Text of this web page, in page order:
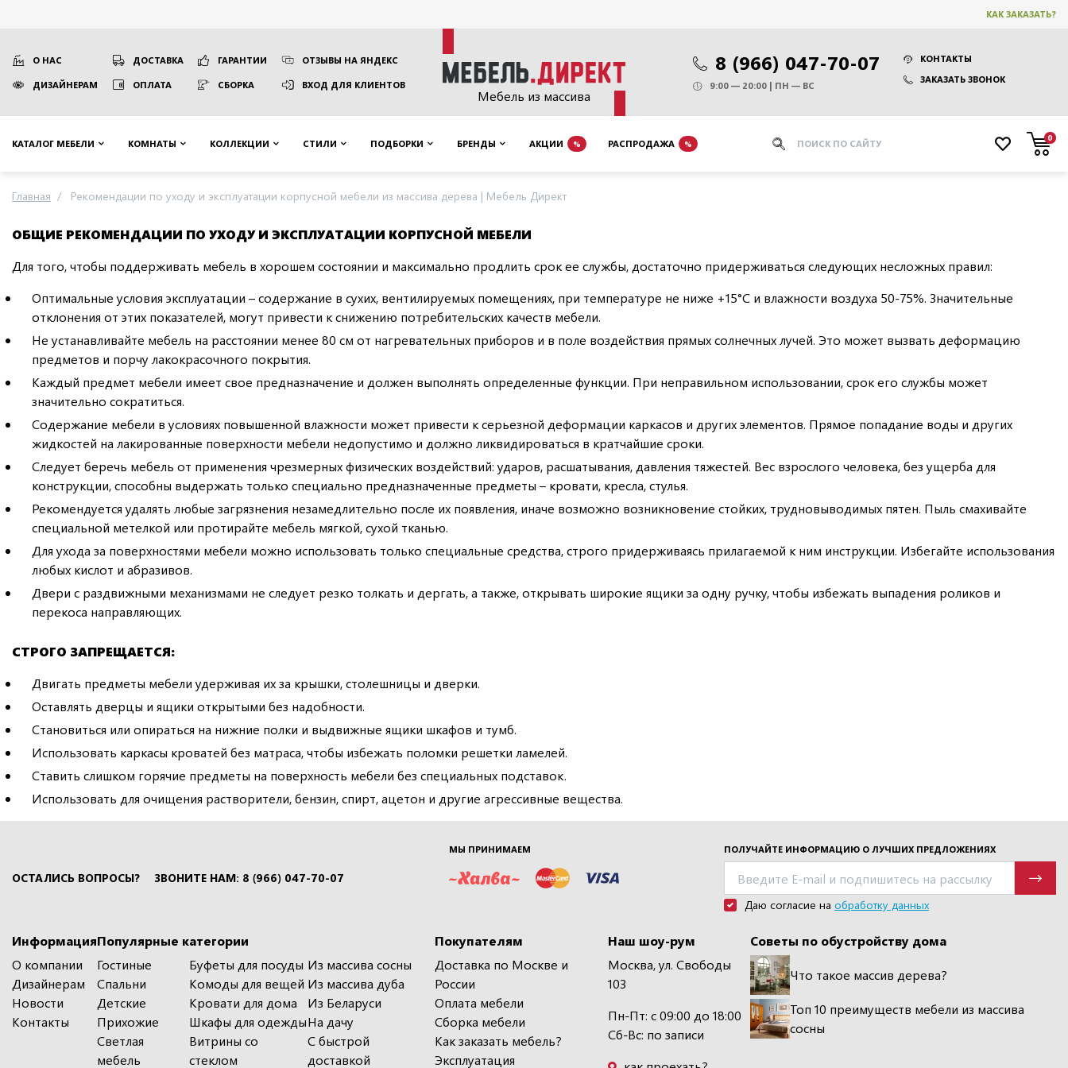
КАК ЗАКАЗАТЬ?
Мебель из массива
О НАС ДОСТАВКА ГАРАНТИИ ОТЗЫВЫ НА ЯНДЕКС
ДИЗАЙНЕРАМ ОПЛАТА СБОРКА ВХОД ДЛЯ КЛИЕНТОВ
8 (966) 047-70-07
КОНТАКТЫ
ЗАКАЗАТЬ ЗВОНОК
9:00 — 20:00 | ПН — ВС
КАТАЛОГ МЕБЕЛИ КОМНАТЫ КОЛЛЕКЦИИ СТИЛИ ПОДБОРКИ БРЕНДЫ АКЦИИ % РАСПРОДАЖА %
0
Главная Рекомендации по уходу и эксплуатации корпусной мебели из массива дерева | Мебель Директ
ОБЩИЕ РЕКОМЕНДАЦИИ ПО УХОДУ И ЭКСПЛУАТАЦИИ КОРПУСНОЙ МЕБЕЛИ
Для того, чтобы поддерживать мебель в хорошем состоянии и максимально продлить срок ее службы, достаточно придерживаться следующих несложных правил:
Оптимальные условия эксплуатации – содержание в сухих, вентилируемых помещениях, при температуре не ниже +15°C и влажности воздуха 50-75%. Значительные
отклонения от этих показателей, могут привести к снижению потребительских качеств мебели.
Не устанавливайте мебель на расстоянии менее 80 см от нагревательных приборов и в поле воздействия прямых солнечных лучей. Это может вызвать деформацию
предметов и порчу лакокрасочного покрытия.
Каждый предмет мебели имеет свое предназначение и должен выполнять определенные функции. При неправильном использовании, срок его службы может
значительно сократиться.
Содержание мебели в условиях повышенной влажности может привести к серьезной деформации каркасов и других элементов. Прямое попадание воды и других
жидкостей на лакированные поверхности мебели недопустимо и должно ликвидироваться в кратчайшие сроки.
Следует беречь мебель от применения чрезмерных физических воздействий: ударов, расшатывания, давления тяжестей. Вес взрослого человека, без ущерба для
конструкции, способны выдержать только специально предназначенные предметы – кровати, кресла, стулья.
Рекомендуется удалять любые загрязнения незамедлительно после их появления, иначе возможно возникновение стойких, трудновыводимых пятен. Пыль смахивайте
специальной метелкой или протирайте мебель мягкой, сухой тканью.
Для ухода за поверхностями мебели можно использовать только специальные средства, строго придерживаясь прилагаемой к ним инструкции. Избегайте использования
любых кислот и абразивов.
Двери с раздвижными механизмами не следует резко толкать и дергать, а также, открывать широкие ящики за одну ручку, чтобы избежать выпадения роликов и
перекоса направляющих.
СТРОГО ЗАПРЕЩАЕТСЯ:
Двигать предметы мебели удерживая их за крышки, столешницы и дверки.
Оставлять дверцы и ящики открытыми без надобности.
Становиться или опираться на нижние полки и выдвижные ящики шкафов и тумб.
Использовать каркасы кроватей без матраса, чтобы избежать поломки решетки ламелей.
Ставить слишком горячие предметы на поверхность мебели без специальных подставок.
Использовать для очищения растворители, бензин, спирт, ацетон и другие агрессивные вещества.
ОСТАЛИСЬ ВОПРОСЫ? ЗВОНИТЕ НАМ: 8 (966) 047-70-07
ПОЛУЧАЙТЕ ИНФОРМАЦИЮ О ЛУЧШИХ ПРЕДЛОЖЕНИЯХ
Даю согласие наобработку данных
МЫ ПРИНИМАЕМ
Информация
О компании
Дизайнерам
Новости
Контакты
Популярные категории
Гостиные
Спальни
Детские
Прихожие
Светлая
мебель
Буфеты для посуды
Комоды для вещей
Кровати для дома
Шкафы для одежды
Витрины со
стеклом
Из массива сосны
Из массива дуба
Из Беларуси
На дачу
С быстрой
доставкой
Покупателям
Доставка по Москве и
России
Оплата мебели
Сборка мебели
Как заказать мебель?
Эксплуатация
Наш шоу-рум
Москва, ул. Свободы
103
Пн-Пт: с 09:00 до 18:00
Сб-Вс: по записи
Советы по обустройству дома
Что такое массив дерева?
Топ 10 преимуществ мебели из массива
сосны